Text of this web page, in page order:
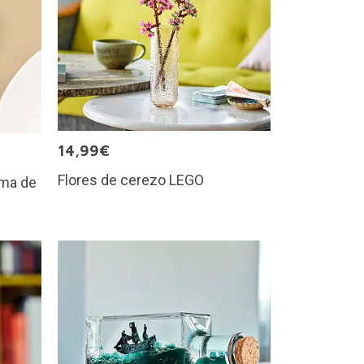
de
14,99€
Flores de cerezo LEGO